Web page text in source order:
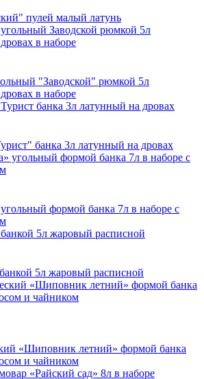
пулей малый латунь
"Заводской" рюмкой 5л
в наборе
банка 3л латунный на дровах
формой банка 7л в наборе с
5л жаровый расписной
«Шиповник летний» формой банка
и чайником